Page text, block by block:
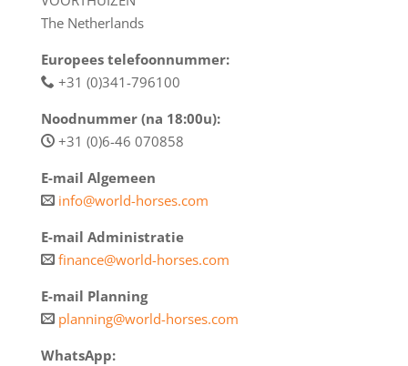
The Netherlands
Europees telefoonnummer:
+31 (0)341-796100
Noodnummer (na 18:00u):
+31 (0)6-46 070858
E-mail Algemeen
info@world-horses.com
E-mail Administratie
finance@world-horses.com
E-mail Planning
planning@world-horses.com
WhatsApp: